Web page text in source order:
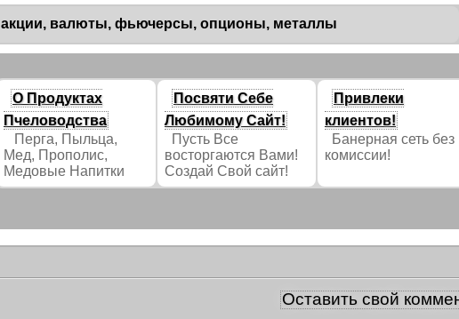
акции, валюты, фьючерсы, опционы, металлы
О Продуктах
Пчеловодства
Перга, Пыльца,
Мед, Прополис,
Медовые Напитки
Посвяти Себе
Любимому Сайт!
Пусть Все
восторгаются Вами!
Создай Свой сайт!
Привлеки
клиентов!
Банерная сеть без
комиссии!
Оставить свой